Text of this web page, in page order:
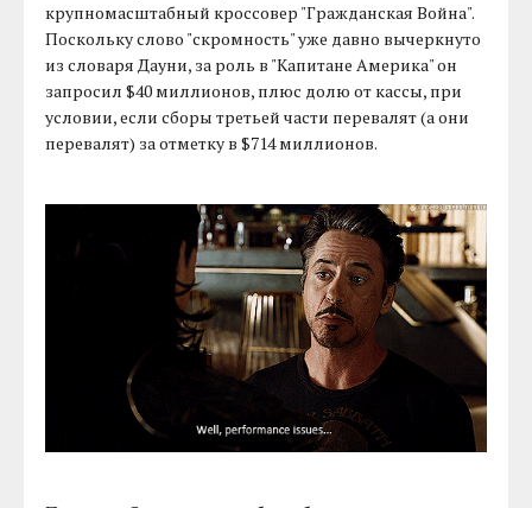
крупномасштабный кроссовер "Гражданская Война".
Поскольку слово "скромность" уже давно вычеркнуто
из словаря Дауни, за роль в "Капитане Америка" он
запросил $40 миллионов, плюс долю от кассы, при
условии, если сборы третьей части перевалят (а они
перевалят) за отметку в $714 миллионов.